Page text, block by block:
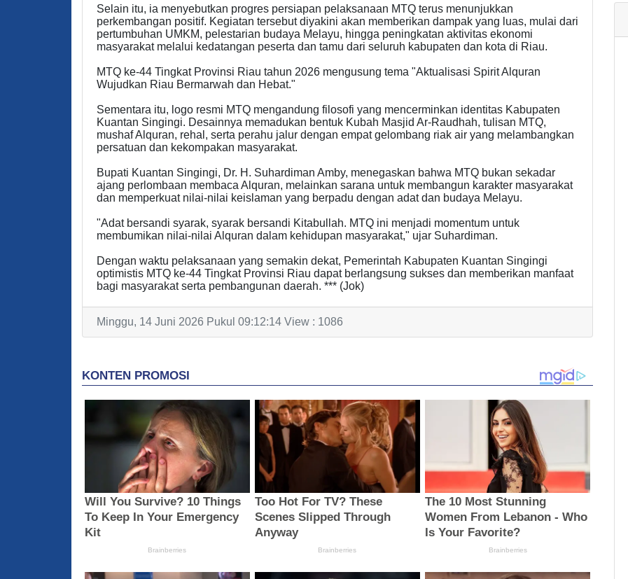
Selain itu, ia menyebutkan progres persiapan pelaksanaan MTQ terus menunjukkan
perkembangan positif. Kegiatan tersebut diyakini akan memberikan dampak yang luas, mulai dari
pertumbuhan UMKM, pelestarian budaya Melayu, hingga peningkatan aktivitas ekonomi
masyarakat melalui kedatangan peserta dan tamu dari seluruh kabupaten dan kota di Riau.
MTQ ke-44 Tingkat Provinsi Riau tahun 2026 mengusung tema "Aktualisasi Spirit Alquran
Wujudkan Riau Bermarwah dan Hebat."
Sementara itu, logo resmi MTQ mengandung filosofi yang mencerminkan identitas Kabupaten
Kuantan Singingi. Desainnya memadukan bentuk Kubah Masjid Ar-Raudhah, tulisan MTQ,
mushaf Alquran, rehal, serta perahu jalur dengan empat gelombang riak air yang melambangkan
persatuan dan kekompakan masyarakat.
Bupati Kuantan Singingi, Dr. H. Suhardiman Amby, menegaskan bahwa MTQ bukan sekadar
ajang perlombaan membaca Alquran, melainkan sarana untuk membangun karakter masyarakat
dan memperkuat nilai-nilai keislaman yang berpadu dengan adat dan budaya Melayu.
"Adat bersandi syarak, syarak bersandi Kitabullah. MTQ ini menjadi momentum untuk
membumikan nilai-nilai Alquran dalam kehidupan masyarakat," ujar Suhardiman.
Dengan waktu pelaksanaan yang semakin dekat, Pemerintah Kabupaten Kuantan Singingi
optimistis MTQ ke-44 Tingkat Provinsi Riau dapat berlangsung sukses dan memberikan manfaat
bagi masyarakat serta pembangunan daerah. *** (Jok)
Minggu, 14 Juni 2026 Pukul 09:12:14 View : 1086